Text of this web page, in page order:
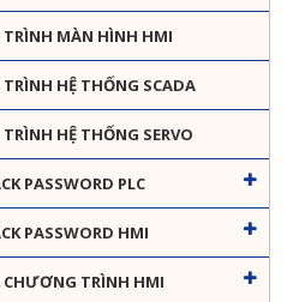
TRÌNH MÀN HÌNH HMI
TRÌNH HỆ THỐNG SCADA
TRÌNH HỆ THỐNG SERVO
PASSWORD PLC
PASSWORD HMI
CHƯƠNG TRÌNH HMI